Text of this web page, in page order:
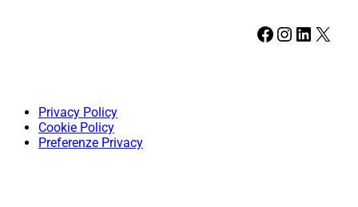
Facebook Instagram LinkedIn X
Privacy Policy
Cookie Policy
Preferenze Privacy